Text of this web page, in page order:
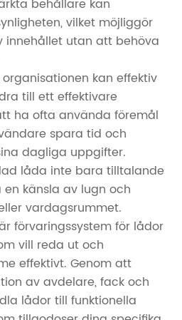
behållare kan
vilket möjliggör
innehållet utan att behöva
kan effektiv
till ett effektivare
ha ofta använda föremål
spara tid och
dagliga uppgifter.
låda inte bara tilltalande
känsla av lugn och
vardagsrummet.
förvaringssystem för lådor
vill reda ut och
effektivt. Genom att
av avdelare, fack och
lådor till funktionella